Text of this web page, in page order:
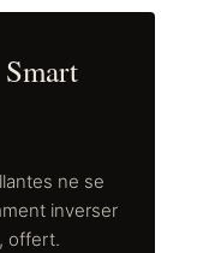
ne se
inverser
offert.